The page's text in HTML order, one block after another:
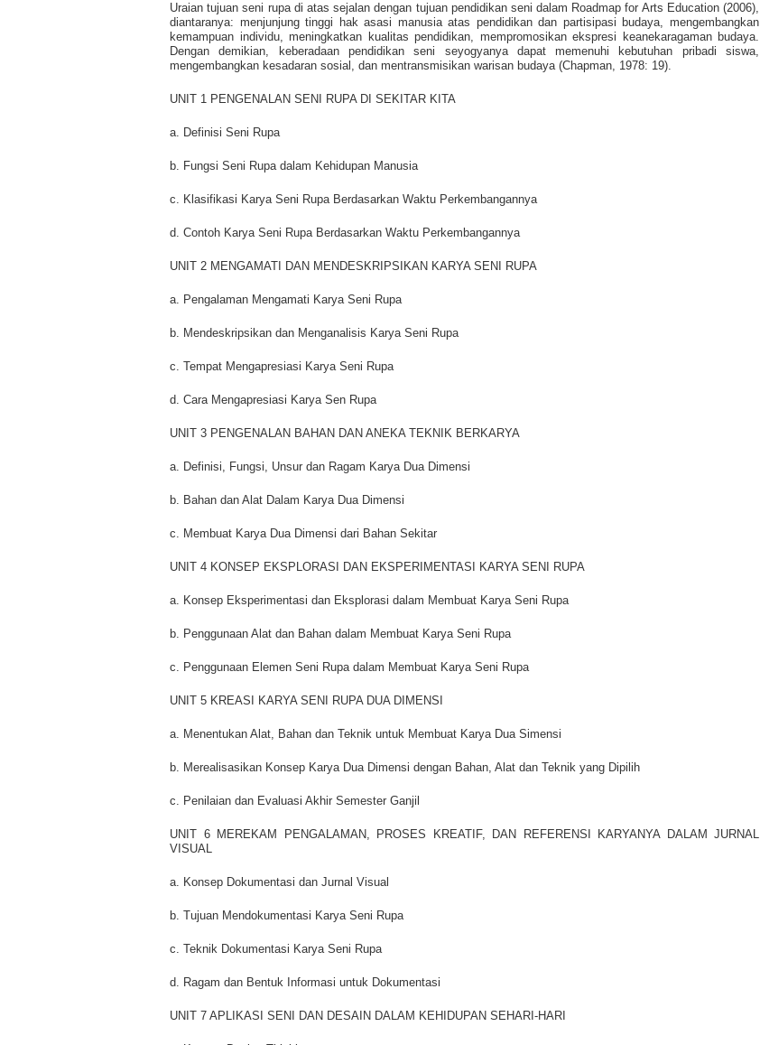
Uraian tujuan seni rupa di atas sejalan dengan tujuan pendidikan seni dalam Roadmap for Arts Education (2006),
diantaranya: menjunjung tinggi hak asasi manusia atas pendidikan dan partisipasi budaya, mengembangkan
kemampuan individu, meningkatkan kualitas pendidikan, mempromosikan ekspresi keanekaragaman budaya.
Dengan demikian, keberadaan pendidikan seni seyogyanya dapat memenuhi kebutuhan pribadi siswa,
mengembangkan kesadaran sosial, dan mentransmisikan warisan budaya (Chapman, 1978: 19).
UNIT 1 PENGENALAN SENI RUPA DI SEKITAR KITA
a. Definisi Seni Rupa
b. Fungsi Seni Rupa dalam Kehidupan Manusia
c. Klasifikasi Karya Seni Rupa Berdasarkan Waktu Perkembangannya
d. Contoh Karya Seni Rupa Berdasarkan Waktu Perkembangannya
UNIT 2 MENGAMATI DAN MENDESKRIPSIKAN KARYA SENI RUPA
a. Pengalaman Mengamati Karya Seni Rupa
b. Mendeskripsikan dan Menganalisis Karya Seni Rupa
c. Tempat Mengapresiasi Karya Seni Rupa
d. Cara Mengapresiasi Karya Sen Rupa
UNIT 3 PENGENALAN BAHAN DAN ANEKA TEKNIK BERKARYA
a. Definisi, Fungsi, Unsur dan Ragam Karya Dua Dimensi
b. Bahan dan Alat Dalam Karya Dua Dimensi
c. Membuat Karya Dua Dimensi dari Bahan Sekitar
UNIT 4 KONSEP EKSPLORASI DAN EKSPERIMENTASI KARYA SENI RUPA
a. Konsep Eksperimentasi dan Eksplorasi dalam Membuat Karya Seni Rupa
b. Penggunaan Alat dan Bahan dalam Membuat Karya Seni Rupa
c. Penggunaan Elemen Seni Rupa dalam Membuat Karya Seni Rupa
UNIT 5 KREASI KARYA SENI RUPA DUA DIMENSI
a. Menentukan Alat, Bahan dan Teknik untuk Membuat Karya Dua Simensi
b. Merealisasikan Konsep Karya Dua Dimensi dengan Bahan, Alat dan Teknik yang Dipilih
c. Penilaian dan Evaluasi Akhir Semester Ganjil
UNIT 6 MEREKAM PENGALAMAN, PROSES KREATIF, DAN REFERENSI KARYANYA DALAM JURNAL
VISUAL
a. Konsep Dokumentasi dan Jurnal Visual
b. Tujuan Mendokumentasi Karya Seni Rupa
c. Teknik Dokumentasi Karya Seni Rupa
d. Ragam dan Bentuk Informasi untuk Dokumentasi
UNIT 7 APLIKASI SENI DAN DESAIN DALAM KEHIDUPAN SEHARI-HARI